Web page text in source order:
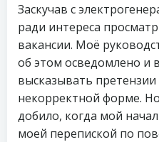
Заскучав с
ради интереса
вакансии. Моё
об этом осведомлено и
высказывать
некорректной форме.
добило, когда мой
моей перепиской по